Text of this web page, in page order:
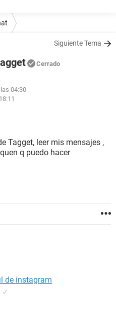
Siguiente Tema
Cerrado
04:30
Tagget, leer mis mensajes ,
q puedo hacer
de instagram
✓